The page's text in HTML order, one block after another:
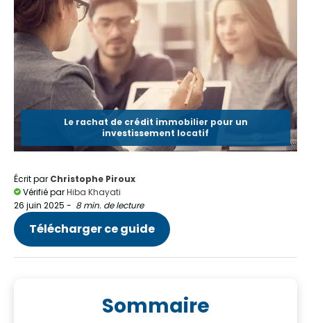
Le rachat de crédit immobilier pour un
investissement locatif
Écrit par Christophe Piroux
Vérifié parHiba Khayati
26 juin 2025 - 8 min. de lecture
Télécharger ce guide
Sommaire